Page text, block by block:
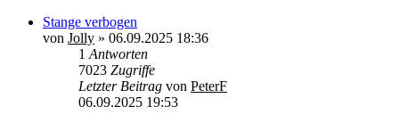
Stange verbogen
von Jolly » 06.09.2025 18:36
1 Antworten
7023 Zugriffe
Letzter Beitrag von PeterF
06.09.2025 19:53